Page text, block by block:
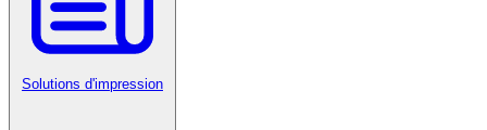
Solutions d'impression